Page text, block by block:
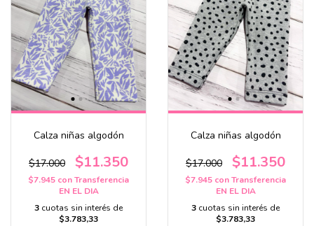
Calza niñas algodón
$17.000 $11.350
$7.945 conTransferencia
EN EL DIA
3 cuotas sin interés de
$3.783,33
Calza niñas algodón
$17.000 $11.350
$7.945 conTransferencia
EN EL DIA
3 cuotas sin interés de
$3.783,33